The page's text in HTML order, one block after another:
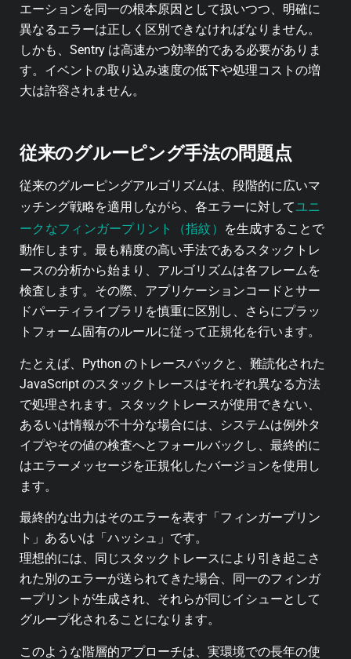
エーションを同一の根本原因として扱いつつ、明確に
異なるエラーは正しく区別できなければなりません。
しかも、Sentry は高速かつ効率的である必要がありま
す。イベントの取り込み速度の低下や処理コストの増
大は許容されません。
従来のグルーピング手法の問題点
従来のグルーピングアルゴリズムは、段階的に広いマ
ッチング戦略を適用しながら、各エラーに対してユニ
ークなフィンガープリント（指紋）
を生成することで
動作します。最も精度の高い手法であるスタックトレ
ースの分析から始まり、アルゴリズムは各フレームを
検査します。その際、アプリケーションコードとサー
ドパーティライブラリを慎重に区別し、さらにプラッ
トフォーム固有のルールに従って正規化を行います。
たとえば、Python のトレースバックと、難読化された
JavaScript のスタックトレースはそれぞれ異なる方法
で処理されます。スタックトレースが使用できない、
あるいは情報が不十分な場合には、システムは例外タ
イプやその値の検査へとフォールバックし、最終的に
はエラーメッセージを正規化したバージョンを使用し
ます。
最終的な出力はそのエラーを表す「フィンガープリン
ト」あるいは「ハッシュ」です。
理想的には、同じスタックトレースにより引き起こさ
れた別のエラーが送られてきた場合、同一のフィンガ
ープリントが生成され、それらが同じイシューとして
グループ化されることになります。
このような階層的アプローチは、実環境での長年の使